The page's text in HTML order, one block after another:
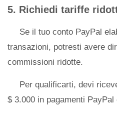
5. Richiedi tariffe
Se il tuo conto PayPal
transazioni, potresti avere
commissioni ridotte.
Per qualificarti, devi
$ 3.000 in pagamenti PayPal